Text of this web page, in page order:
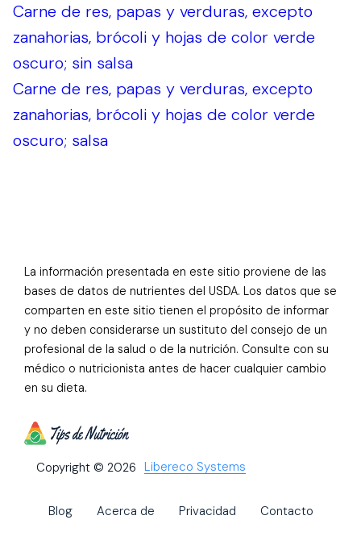
Carne de res, papas y verduras, excepto
zanahorias, brócoli y hojas de color verde
oscuro; sin salsa
Carne de res, papas y verduras, excepto
zanahorias, brócoli y hojas de color verde
oscuro; salsa
La información presentada en este sitio proviene de las
bases de datos de nutrientes del USDA. Los datos que se
comparten en este sitio tienen el propósito de informar
y no deben considerarse un sustituto del consejo de un
profesional de la salud o de la nutrición. Consulte con su
médico o nutricionista antes de hacer cualquier cambio
en su dieta.
Copyright © 2026 Libereco Systems
Blog Acerca de Privacidad Contacto